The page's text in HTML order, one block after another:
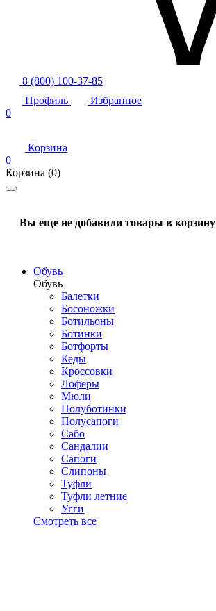
8 (800) 100-37-85
Профиль
Избранное
0
Корзина
0
Корзина (0)
Вы еще не добавили товары в корзину
Обувь
Обувь
Балетки
Босоножки
Ботильоны
Ботинки
Ботфорты
Кеды
Кроссовки
Лоферы
Мюли
Полуботинки
Полусапоги
Сабо
Сандалии
Сапоги
Слипоны
Туфли
Туфли летние
Угги
Смотреть все